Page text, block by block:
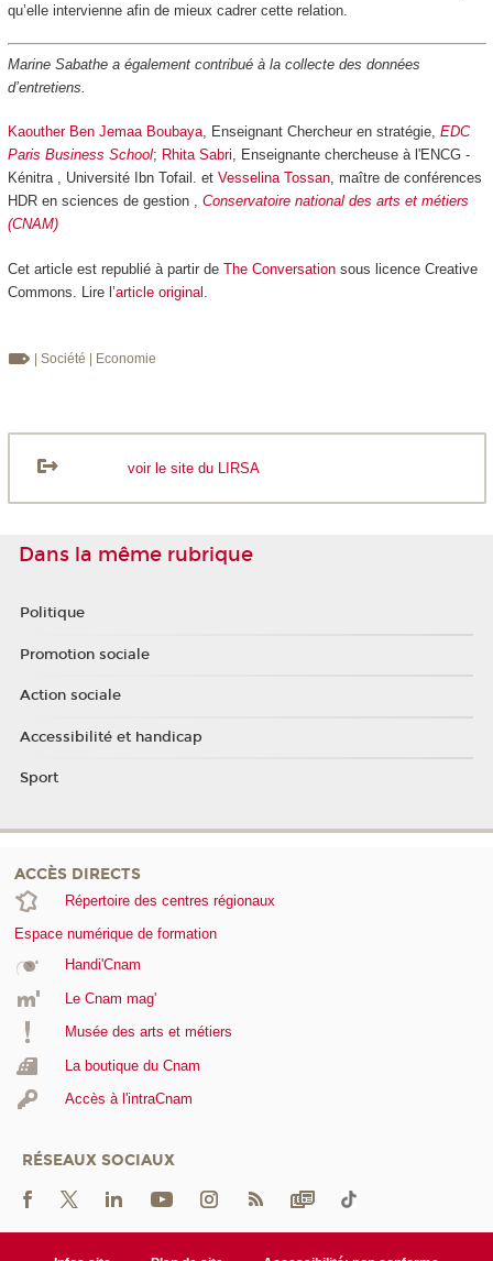
qu’elle intervienne afin de mieux cadrer cette relation.
Marine Sabathe a également contribué à la collecte des données
d’entretiens.
Kaouther Ben Jemaa Boubaya, Enseignant Chercheur en stratégie, EDC
Paris Business School; Rhita Sabri, Enseignante chercheuse à l'ENCG -
Kénitra , Université Ibn Tofail. et Vesselina Tossan, maître de conférences
HDR en sciences de gestion , Conservatoire national des arts et métiers
(CNAM)
Cet article est republié à partir de The Conversationsous licence Creative
Commons. Lire l’article original
| Société | Economie
voir le site du LIRSA
Dans la même rubrique
Politique
Promotion sociale
Action sociale
Accessibilité et handicap
Sport
ACCÈS DIRECTS
Répertoire des centres régionaux
Espace numérique de formation
Handi'Cnam
Le Cnam mag'
Musée des arts et métiers
La boutique du Cnam
Accès à l'intraCnam
RÉSEAUX SOCIAUX